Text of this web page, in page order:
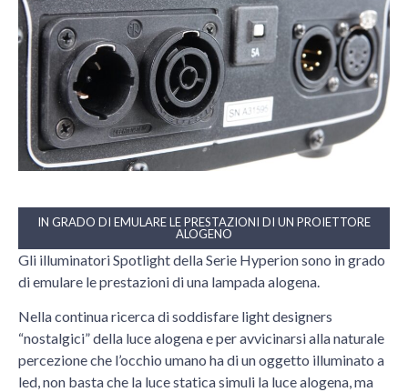
IN GRADO DI EMULARE LE PRESTAZIONI DI UN PROIETTORE
ALOGENO
Gli illuminatori Spotlight della Serie Hyperion sono in grado
di emulare le prestazioni di una lampada alogena.
Nella continua ricerca di soddisfare light designers
“nostalgici” della luce alogena e per avvicinarsi alla naturale
percezione che l’occhio umano ha di un oggetto illuminato a
led, non basta che la luce statica simuli la luce alogena, ma